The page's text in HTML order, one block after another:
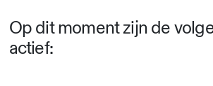
Op dit moment zijn de
actief: